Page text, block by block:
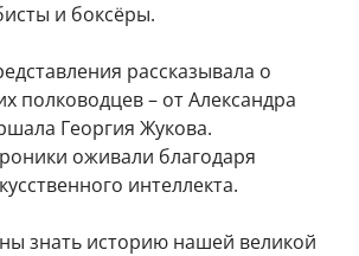
и боксёры.
рассказывала о
полководцев – от Александра
Георгия Жукова.
оживали благодаря
интеллекта.
знать историю нашей великой